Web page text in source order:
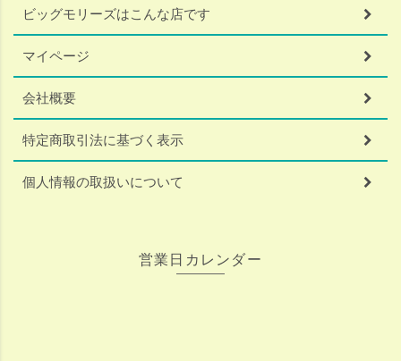
ビッグモリーズはこんな店です
マイページ
会社概要
特定商取引法に基づく表示
個人情報の取扱いについて
営業日カレンダー